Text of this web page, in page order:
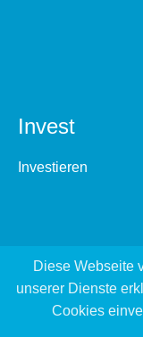
Invest
Investieren
Diese Webseite
unserer Dienste
Cookies